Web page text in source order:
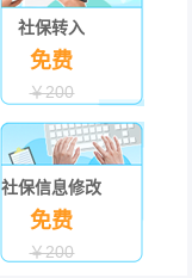
社保转入
免费
￥200
社保信息修改
免费
￥200